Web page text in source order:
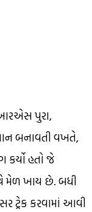
પુરા,
બનાવતી વખતે,
કર્યો હતો જે
મેળ ખાય છે. બધી
ટ્રેક કરવામાં આવી